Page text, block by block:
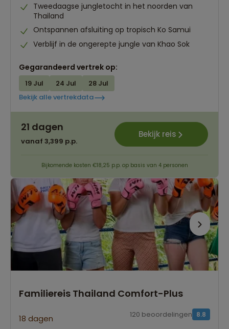
Tweedaagse jungletocht in het noorden van
Thailand
Ontspannen afsluiting op tropisch Ko Samui
Verblijf in de ongerepte jungle van Khao Sok
Gegarandeerd vertrek op:
19 Jul 24 Jul
28 Jul
Bekijk alle vertrekdata
21 dagen
vanaf 3,399 p.p.
Bekijk reis
Bijkomende kosten €18,25 p.p. op basis van 4 personen
Familiereis Thailand Comfort-Plus
18 dagen 8.8
120 beoordelingen